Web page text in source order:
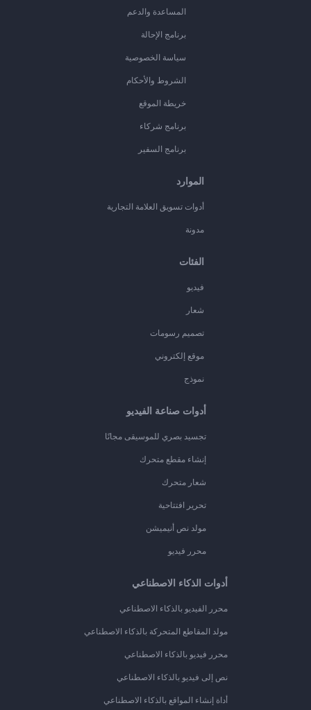
المساعدة والدعم
برنامج الإحالة
سياسة الخصوصية
الشروط والأحكام
خريطة الموقع
برنامج شركاء
برنامج السفير
الموارد
أدوات تسويق العلامة التجارية
مدونة
الفئات
فيديو
شعار
تصميم رسومات
موقع إلكتروني
نموذج
أدوات صناعة الفيديو
تجسيد بصري للموسيقى مجانًا
إنشاء مقطع متحرك
شعار متحرك
تحرير افتتاحية
مولد نص أنيميشن
محرر فيديو
أدوات الذكاء الاصطناعي
محرر الفيديو بالذكاء الاصطناعي
مولد المقاطع المتحركة بالذكاء الاصطناعي
محرر فيديو بالذكاء الاصطناعي
نص إلى فيديو بالذكاء الاصطناعي
أداة إنشاء المواقع بالذكاء الاصطناعي